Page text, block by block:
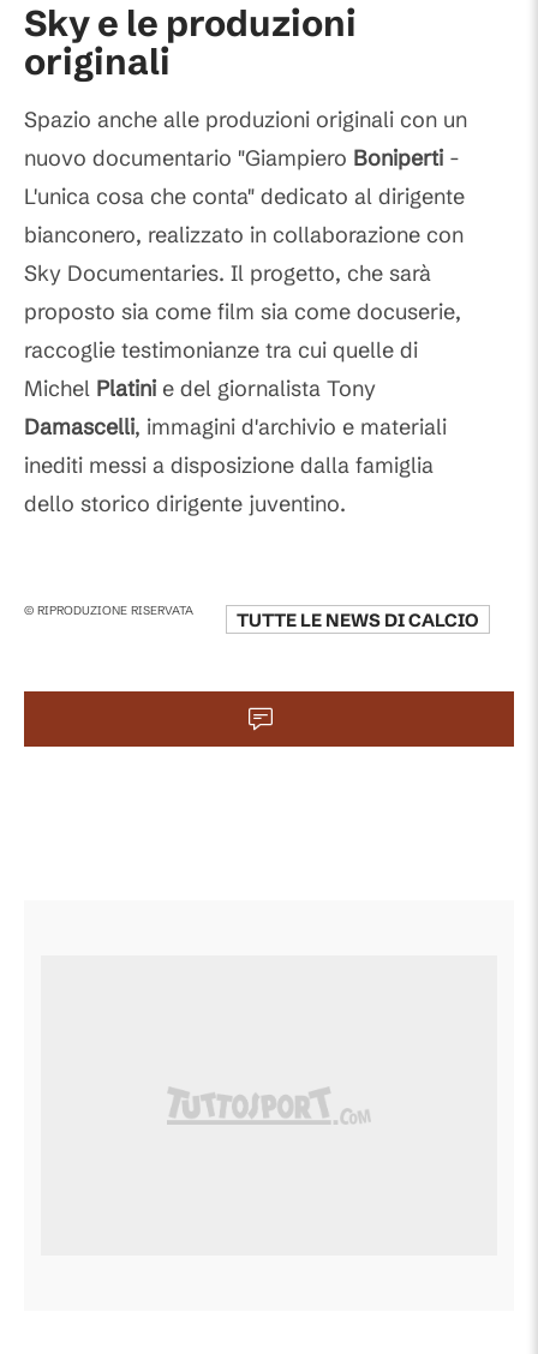
Sky e le produzioni
originali
Spazio anche alle produzioni originali con un
nuovo documentario "Giampiero Boniperti -
L'unica cosa che conta" dedicato al dirigente
bianconero, realizzato in collaborazione con
Sky Documentaries. Il progetto, che sarà
proposto sia come film sia come docuserie,
raccoglie testimonianze tra cui quelle di
Michel Platini e del giornalista Tony
Damascelli, immagini d'archivio e materiali
inediti messi a disposizione dalla famiglia
dello storico dirigente juventino.
© RIPRODUZIONE RISERVATA TUTTE LE NEWS DICALCIO